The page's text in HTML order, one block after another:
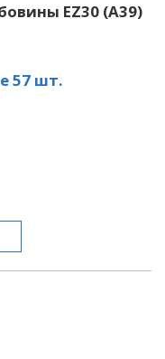
EZ30 (A39)
57 шт.